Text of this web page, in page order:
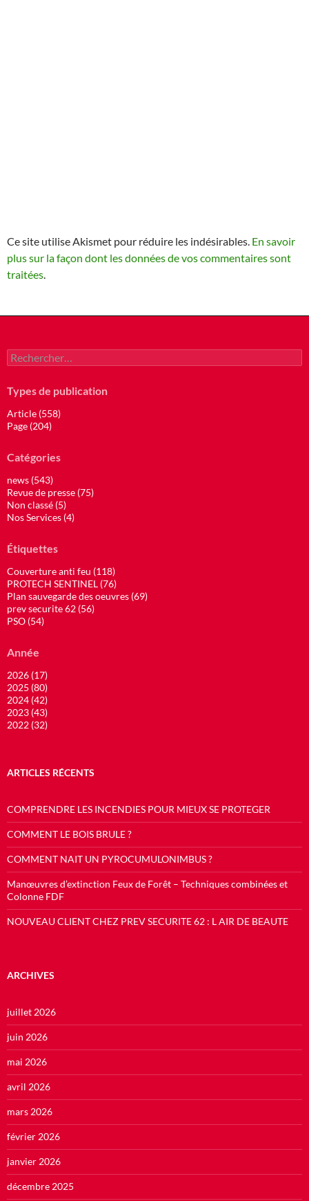
Ce site utilise Akismet pour réduire les indésirables. En savoir
plus sur la façon dont les données de vos commentaires sont
traitées.
Rechercher :
Types de publication
Article (558)
Page (204)
Catégories
news (543)
Revue de presse (75)
Non classé (5)
Nos Services (4)
Étiquettes
Couverture anti feu (118)
PROTECH SENTINEL (76)
Plan sauvegarde des oeuvres (69)
prev securite 62 (56)
PSO (54)
Année
2026 (17)
2025 (80)
2024 (42)
2023 (43)
2022 (32)
ARTICLES RÉCENTS
COMPRENDRE LES INCENDIES POUR MIEUX SE PROTEGER
COMMENT LE BOIS BRULE ?
COMMENT NAIT UN PYROCUMULONIMBUS ?
Manœuvres d’extinction Feux de Forêt – Techniques combinées et
Colonne FDF
NOUVEAU CLIENT CHEZ PREV SECURITE 62 : L AIR DE BEAUTE
ARCHIVES
juillet 2026
juin 2026
mai 2026
avril 2026
mars 2026
février 2026
janvier 2026
décembre 2025